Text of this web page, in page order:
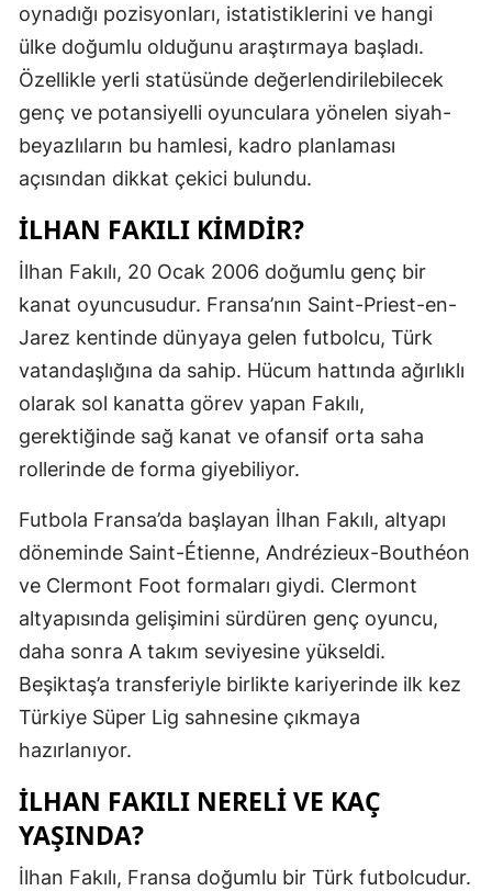
oynadığı pozisyonları, istatistiklerini ve hangi
ülke doğumlu olduğunu araştırmaya başladı.
Özellikle yerli statüsünde değerlendirilebilecek
genç ve potansiyelli oyunculara yönelen siyah-
beyazlıların bu hamlesi, kadro planlaması
açısından dikkat çekici bulundu.
İLHAN FAKILI KIMDIR?
İlhan Fakılı, 20 Ocak 2006 doğumlu genç bir
kanat oyuncusudur. Fransa’nın Saint-Priest-en-
Jarez kentinde dünyaya gelen futbolcu, Türk
vatandaşlığına da sahip. Hücum hattında ağırlıklı
olarak sol kanatta görev yapan Fakılı,
gerektiğinde sağ kanat ve ofansif orta saha
rollerinde de forma giyebiliyor.
Futbola Fransa’da başlayan İlhan Fakılı, altyapı
döneminde Saint-Étienne, Andrézieux-Bouthéon
ve Clermont Foot formaları giydi. Clermont
altyapısında gelişimini sürdüren genç oyuncu,
daha sonra A takım seviyesine yükseldi.
Beşiktaş’a transferiyle birlikte kariyerinde ilk kez
Türkiye Süper Lig sahnesine çıkmaya
hazırlanıyor.
İLHAN FAKILI NERELI VE KAÇ
YAŞINDA?
İlhan Fakılı, Fransa doğumlu bir Türk futbolcudur.